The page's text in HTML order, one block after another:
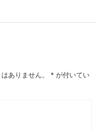
ありません。 * が付いてい